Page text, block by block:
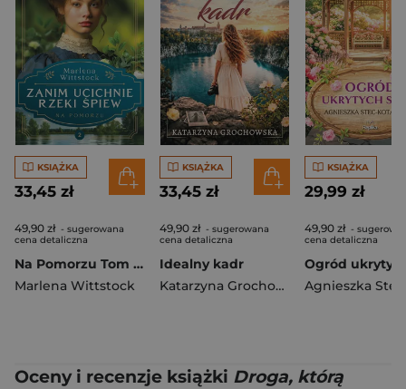
KSIĄŻKA
33,45 zł
49,90 zł - sugerowana
cena detaliczna
Na Pomorzu Tom 2 Zanim ucichnie rzeki śpiew
Marlena Wittstock
KSIĄŻKA
33,45 zł
49,90 zł - sugerowana
cena detaliczna
Idealny kadr
Katarzyna Grochowska
KSIĄŻKA
29,99 zł
49,90 zł -
cena detaliczna
Oceny i recenzje książki Droga, którą